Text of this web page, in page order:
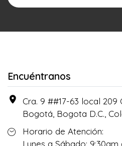
Encuéntranos
Cra. 9 ##17-63 local 209
Bogotá, Bogota D.C.,
Horario de Atención:
Lunes a Sábado: 9:30am